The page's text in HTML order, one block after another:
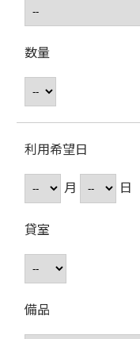
数量
利用希望日
月
日
貸室
備品